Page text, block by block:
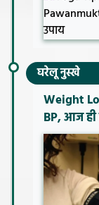
घरेलू नुस्खे
Weight
BP, आज